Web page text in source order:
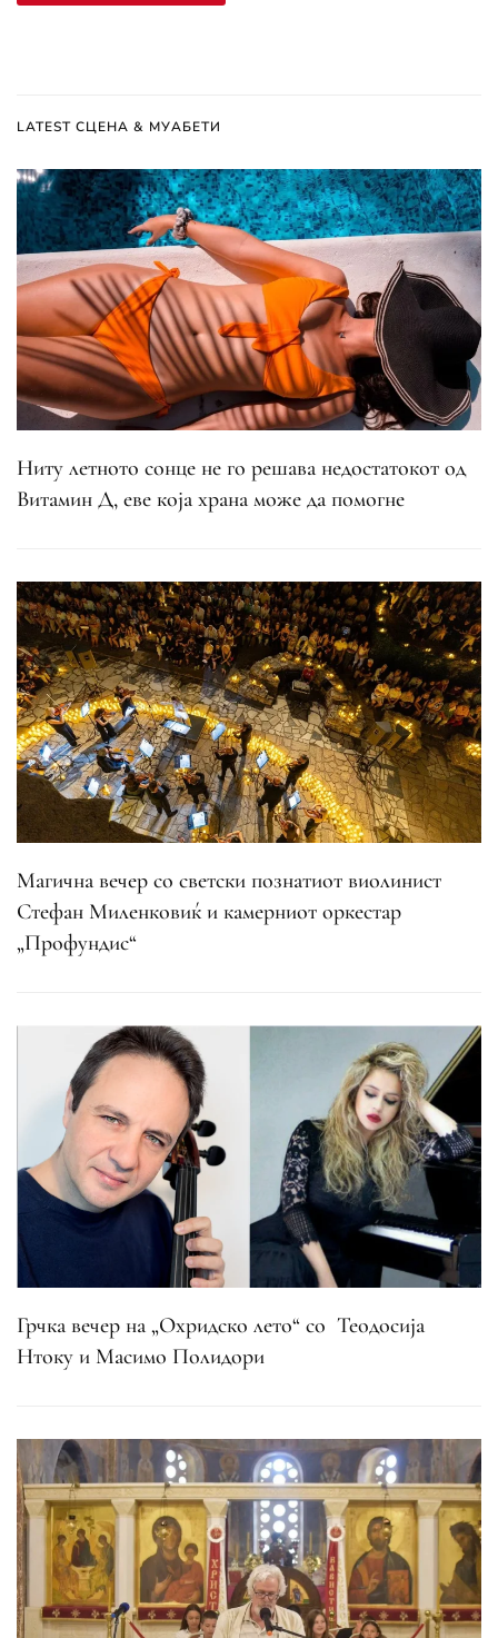
LATEST СЦЕНА & МУАБЕТИ
Ниту летното сонце не го решава недостатокот од
Витамин Д, еве која храна може да помогне
Магична вечер со светски познатиот виолинист
Стефан Миленковиќ и камерниот оркестар
„Профундис“
Грчка вечер на „Охридско лето“ со Теодосија
Нтоку и Масимо Полидори